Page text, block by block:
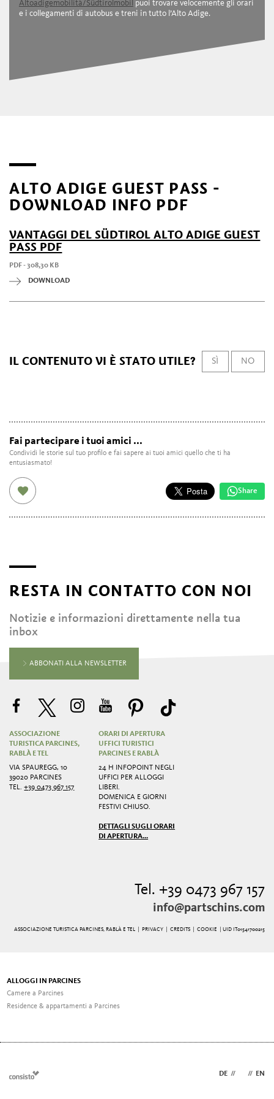
Altoadigemobilità/Südtirolmobil
puoi trovare velocemente gli orari
e i collegamenti di autobus e treni in tutto l’Alto Adige.
ALTO ADIGE GUEST PASS -
DOWNLOAD INFO PDF
VANTAGGI DEL SÜDTIROL ALTO ADIGE GUEST
PASS PDF
PDF - 308,30 KB
DOWNLOAD
IL CONTENUTO VI È STATO UTILE? SÌ NO
Fai partecipare i tuoi amici ...
Condividi le storie sul tuo profilo e fai sapere ai tuoi amici quello che ti ha
entusiasmato!
Share
RESTA IN CONTATTO CON NOI
Notizie e informazioni direttamente nella tua
inbox
ABBONATI ALLA NEWSLETTER
ASSOCIAZIONE
TURISTICA PARCINES,
RABLÀ E TEL
VIA SPAUREGG, 10
39020 PARCINES
TEL.+39 0473 967 157
ORARI DI APERTURA
UFFICI TURISTICI
PARCINES E RABLÀ
24 H INFOPOINT NEGLI
UFFICI PER ALLOGGI
LIBERI.
DOMENICA E GIORNI
FESTIVI CHIUSO.
DETTAGLI SUGLI ORARI
DI APERTURA...
Tel. +39 0473 967 157
info@partschins.com
ASSOCIAZIONE TURISTICA PARCINES, RABLÀ E TEL | PRIVACY| CREDITS| COOKIE | UID IT01541700215
ALLOGGI IN PARCINES
Camere a Parcines
Residence & appartamenti a Parcines
DE // // EN